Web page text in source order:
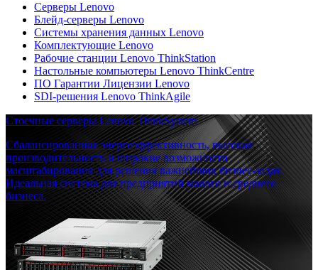
Серверы Lenovo
Блейд-серверы Lenovo
Системы хранения данных Lenovo
Комплектующие Lenovo
Рабочие станции Lenovo ThinkStation
Настольные компьютеры Lenovo ThinkCentre
ПО Гарантии Лицензии Lenovo
SDI-решения Lenovo ThinkAgile
Стоечные серверы Lenovo ThinkSystem
Сбалансированная энергоэффективность, высокая
производительность и широкие возможности
масштабирования для решения важнейших бизнес-задач.
Идеальная система для предприятий малого и среднего
бизнеса.